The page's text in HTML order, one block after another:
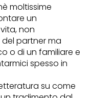
moltissime
un
non
partner ma
o di un familiare e
spesso in
su come